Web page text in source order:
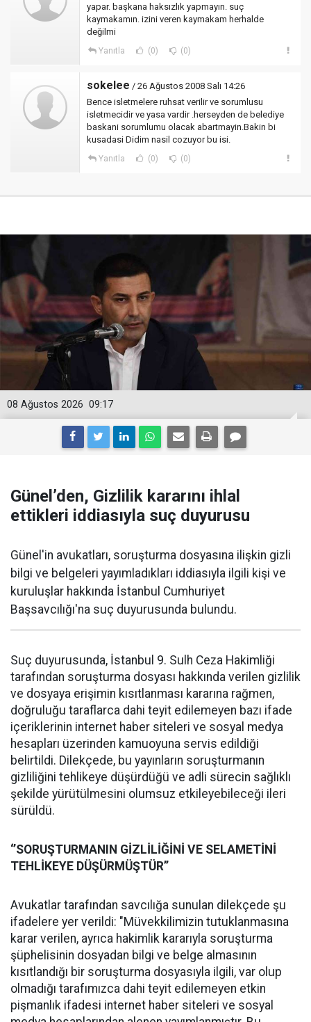
yapar. başkana haksızlık yapmayın. suç
kaymakamın. izini veren kaymakam herhalde
değilmi
Yanıtla (0) (0)
sokelee / 26 Ağustos 2008 Salı 14:26
Bence isletmelere ruhsat verilir ve sorumlusu
isletmecidir ve yasa vardir .herseyden de belediye
baskani sorumlumu olacak abartmayin.Bakin bi
kusadasi Didim nasil cozuyor bu isi.
Yanıtla (0) (0)
09:17
08 Ağustos 2026
Günel’den, Gizlilik kararını ihlal
ettikleri iddiasıyla suç duyurusu
Günel'in avukatları, soruşturma dosyasına ilişkin gizli
bilgi ve belgeleri yayımladıkları iddiasıyla ilgili kişi ve
kuruluşlar hakkında İstanbul Cumhuriyet
Başsavcılığı'na suç duyurusunda bulundu.
Suç duyurusunda, İstanbul 9. Sulh Ceza Hakimliği
tarafından soruşturma dosyası hakkında verilen gizlilik
ve dosyaya erişimin kısıtlanması kararına rağmen,
doğruluğu taraflarca dahi teyit edilemeyen bazı ifade
içeriklerinin internet haber siteleri ve sosyal medya
hesapları üzerinden kamuoyuna servis edildiği
belirtildi. Dilekçede, bu yayınların soruşturmanın
gizliliğini tehlikeye düşürdüğü ve adli sürecin sağlıklı
şekilde yürütülmesini olumsuz etkileyebileceği ileri
sürüldü.
‘’SORUŞTURMANIN GİZLİLİĞİNİ VE SELAMETİNİ
TEHLİKEYE DÜŞÜRMÜŞTÜR’’
Avukatlar tarafından savcılığa sunulan dilekçede şu
ifadelere yer verildi: "Müvekkilimizin tutuklanmasına
karar verilen, ayrıca hakimlik kararıyla soruşturma
şüphelisinin dosyadan bilgi ve belge almasının
kısıtlandığı bir soruşturma dosyasıyla ilgili, var olup
olmadığı tarafımızca dahi teyit edilemeyen etkin
pişmanlık ifadesi internet haber siteleri ve sosyal